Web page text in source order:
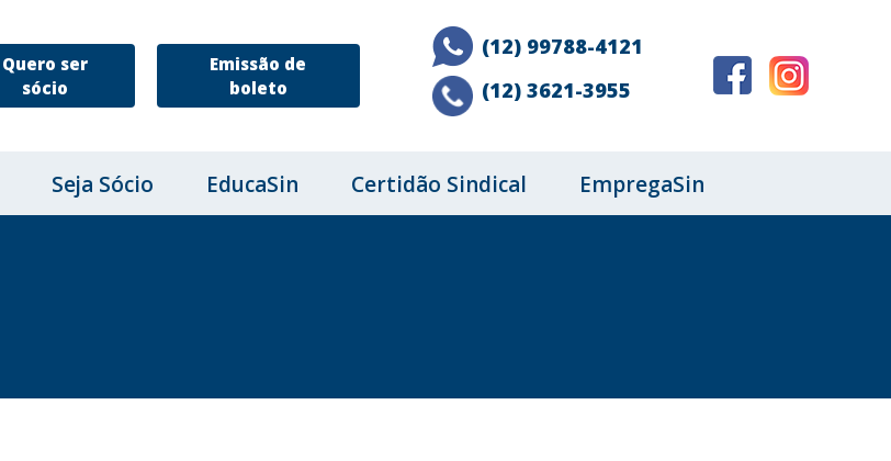
Quero ser
sócio
Emissão de
boleto
(12) 99788-4121
(12) 3621-3955
Seja Sócio EducaSin Certidão Sindical EmpregaSin